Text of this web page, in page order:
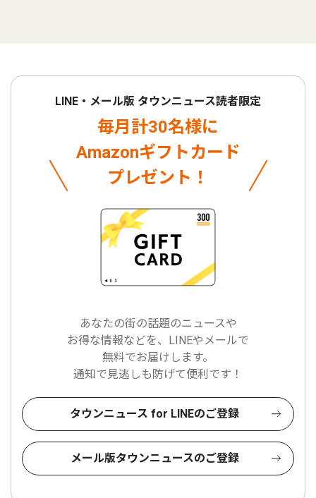
LINE・メール版 タウンニュース読者限定
毎月計30名様に
Amazonギフトカード
プレゼント！
あなたの街の話題のニュースや
お得な情報などを、LINEやメールで
無料でお届けします。
通知で見逃しも防げて便利です！
タウンニュース for LINEのご登録
メール版タウンニュースのご登録